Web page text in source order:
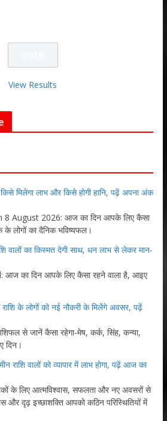
View Results
मिलेगा लाभ और किसे होगी हानि, पढ़ें अपना अंक
August 2026: आज का दिन आपके लिए कैसा
लोगों का दैनिक भविष्यफल।
वालों का किस्मत देगी साथ, धन लाभ से लेकर मान-
का दिन आपके लिए कैसा रहने वाला है, आइए
के लोगों को नई नौकरी के मिलेंगे अवसर, पढ़ें
से जानें कैसा रहेगा-मेष, कर्क, सिंह, कन्या,
दिन।
वालों को व्यापार में लाभ होगा, पढ़ें आज का
के लिए आत्मविश्वास, सफलता और नए अवसरों से
और दृढ़ इच्छाशक्ति आपको कठिन परिस्थितियों में